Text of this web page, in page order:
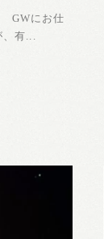
GWにお仕
、有...